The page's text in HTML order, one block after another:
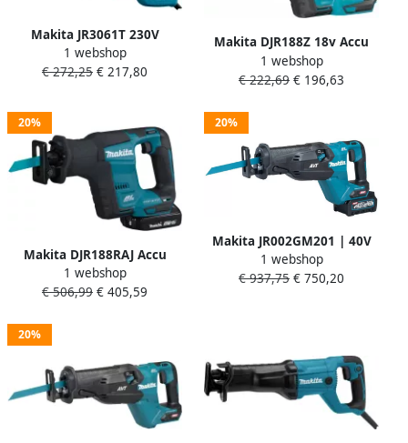
Makita JR3061T 230V
Reciprozaag | 1250w
JR3061T
1 webshop
€ 272,25 € 217,80
Makita DJR188Z 18v Accu
Reciprozaag koolborstelloos
Body | zonder accu&apos;s
1 webshop
€ 222,69 € 196,63
20%
Makita DJR188RAJ Accu
Reciprozaag | 18 V |
Koolborstelloos | 2 x 2.0 Ah
1 webshop
€ 506,99 € 405,59
20%
Makita JR002GM201 | 40V
Max | Accu Reciprozaag | 4
0 Ah accu (2 st) | Snellader
1 webshop
€ 937,75 € 750,20
20%